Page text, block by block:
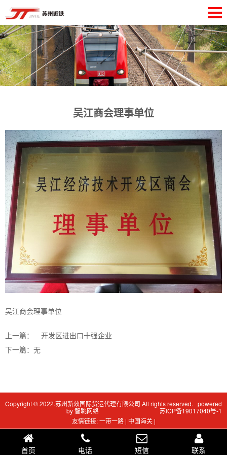
吴江商会理事单位
吴江商会理事单位
上一篇：
开发区进出口十强企业
下一篇：无
Copyright © 2022.苏州新效国际货运代理有限公司 All rights reserved. powered
by 智眺网络
苏ICP备19017040号-1
友情链接:一带一路| 中国海关|
首页 电话 短信 联系